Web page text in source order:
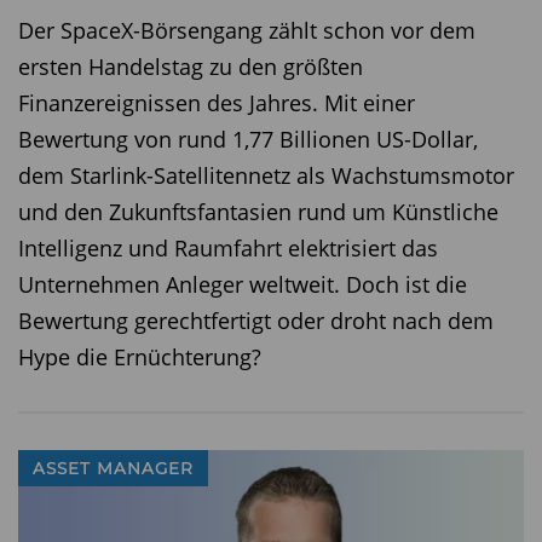
Der SpaceX-Börsengang zählt schon vor dem
ersten Handelstag zu den größten
Finanzereignissen des Jahres. Mit einer
Bewertung von rund 1,77 Billionen US-Dollar,
dem Starlink-Satellitennetz als Wachstumsmotor
und den Zukunftsfantasien rund um Künstliche
Intelligenz und Raumfahrt elektrisiert das
Unternehmen Anleger weltweit. Doch ist die
Bewertung gerechtfertigt oder droht nach dem
Hype die Ernüchterung?
ASSET MANAGER